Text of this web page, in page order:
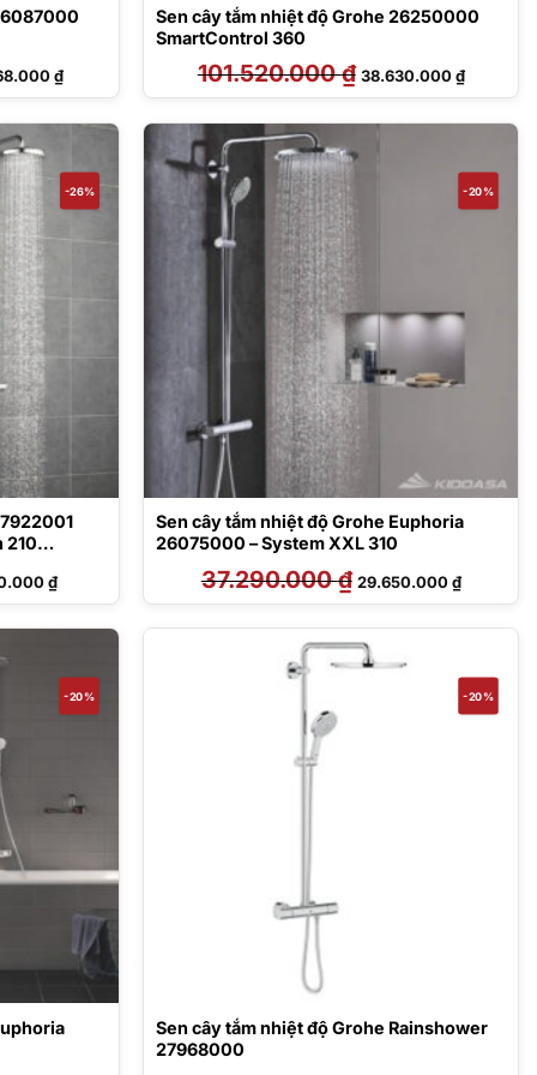
₫Giá
hiện
tại
50.268.000 ₫.
Sen cây tắm nhiệt độ Grohe 26250000
SmartControl 360
101.520.000₫ Giá
gốc
là:
38.630.000₫Giá
hiện
tại
-26%
210
₫Giá
hiện
tại
17.960.000 ₫.
-20%
Sen cây tắm nhiệt độ Grohe Euphoria
26075000 – System XXL 310
37.290.000₫ Giá
gốc
là:
29.650.000₫Giá
hiện
tại
-20% -20%
Sen cây tắm nhiệt độ Grohe Rainshower
27968000